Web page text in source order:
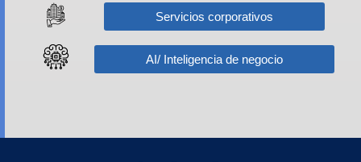
Servicios corporativos
AI/ Inteligencia de negocio